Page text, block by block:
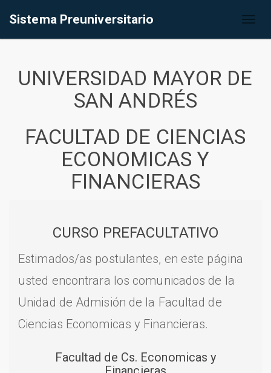
Sistema Preuniversitario
UNIVERSIDAD MAYOR DE
SAN ANDRÉS
FACULTAD DE CIENCIAS
ECONOMICAS Y
FINANCIERAS
CURSO PREFACULTATIVO
Estimados/as postulantes, en este página
usted encontrara los comunicados de la
Unidad de Admisión de la Facultad de
Ciencias Economicas y Financieras.
Facultad de Cs. Economicas y